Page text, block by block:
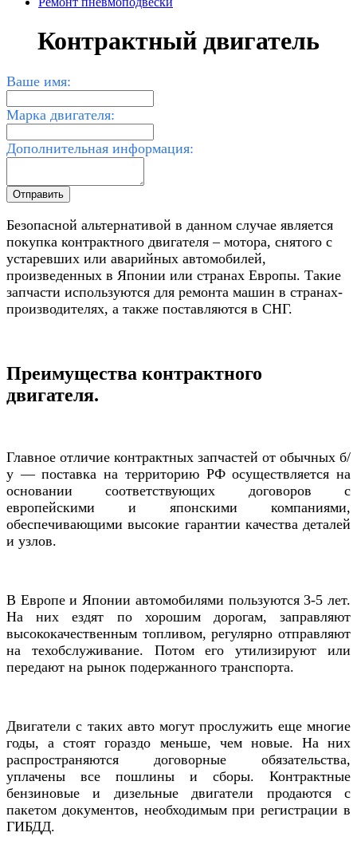
Контрактный двигатель
Ваше имя:
Марка двигателя:
Дополнительная информация:
Безопасной альтернативой в данном случае является
покупка контрактного двигателя – мотора, снятого с
устаревших или аварийных автомобилей,
произведенных в Японии или странах Европы. Такие
запчасти используются для ремонта машин в странах-
производителях, а также поставляются в СНГ.
Преимущества контрактного
двигателя.
Главное отличие контрактных запчастей от обычных б/
у — поставка на территорию РФ осуществляется на
основании соответствующих договоров с
европейскими и японскими компаниями,
обеспечивающими высокие гарантии качества деталей
и узлов.
В Европе и Японии автомобилями пользуются 3-5 лет.
На них ездят по хорошим дорогам, заправляют
высококачественным топливом, регулярно отправляют
на техобслуживание. Потом его утилизируют или
передают на рынок подержанного транспорта.
Двигатели с таких авто могут прослужить еще многие
годы, а стоят гораздо меньше, чем новые. На них
распространяются договорные обязательства,
уплачены все пошлины и сборы. Контрактные
бензиновые и дизельные двигатели продаются с
пакетом документов, необходимым при регистрации в
ГИБДД.